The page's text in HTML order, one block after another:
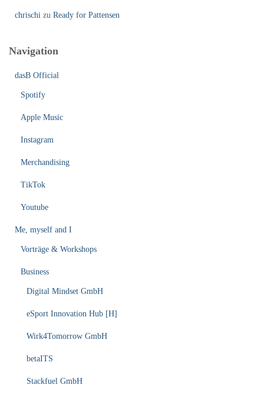
chrischi zu Ready for Pattensen
Navigation
dasB Official
Spotify
Apple Music
Instagram
Merchandising
TikTok
Youtube
Me, myself and I
Vorträge & Workshops
Business
Digital Mindset GmbH
eSport Innovation Hub [H]
Wirk4Tomorrow GmbH
betaITS
Stackfuel GmbH